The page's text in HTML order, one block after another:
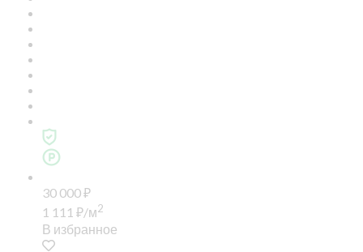
30 000₽
1 111 ₽/м2
В избранное